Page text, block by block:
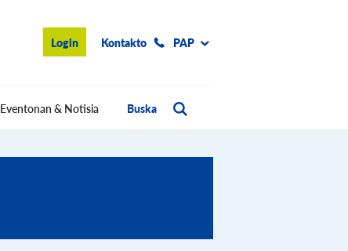
Login Kontakto PAP
Eventonan & Notisia Buska